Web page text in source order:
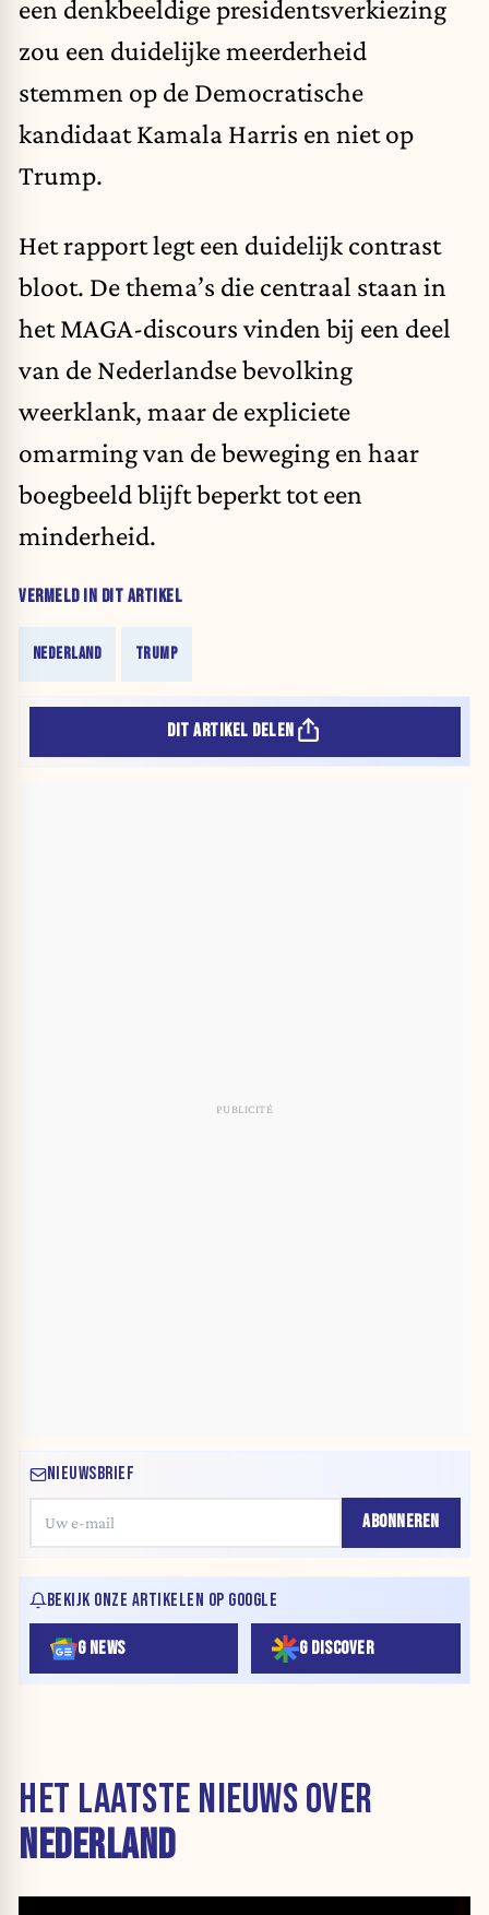
een denkbeeldige presidentsverkiezing
zou een duidelijke meerderheid
stemmen op de Democratische
kandidaat Kamala Harris en niet op
Trump.
Het rapport legt een duidelijk contrast
bloot. De thema’s die centraal staan in
het MAGA-discours vinden bij een deel
van de Nederlandse bevolking
weerklank, maar de expliciete
omarming van de beweging en haar
boegbeeld blijft beperkt tot een
minderheid.
VERMELD IN DIT ARTIKEL
NEDERLAND TRUMP
DIT ARTIKEL DELEN
NIEUWSBRIEF
ABONNEREN
BEKIJK ONZE ARTIKELEN OP GOOGLE
G NEWS G DISCOVER
HET LAATSTE NIEUWS OVER
NEDERLAND